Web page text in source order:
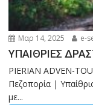
Μαρ 14, 2025 e-
ΥΠΑΙΘΡΙΕΣ
PIERIAN ADVEN-
Πεζοπορία |
με...